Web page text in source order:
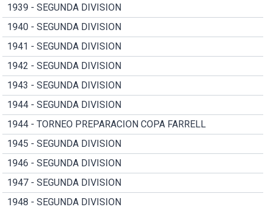
1939 - SEGUNDA DIVISION
1940 - SEGUNDA DIVISION
1941 - SEGUNDA DIVISION
1942 - SEGUNDA DIVISION
1943 - SEGUNDA DIVISION
1944 - SEGUNDA DIVISION
1944 - TORNEO PREPARACION COPA FARRELL
1945 - SEGUNDA DIVISION
1946 - SEGUNDA DIVISION
1947 - SEGUNDA DIVISION
1948 - SEGUNDA DIVISION